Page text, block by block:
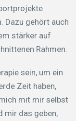
Dazu gehört auch
stärker auf
Rahmen.
sein, um ein
Zeit haben,
mit mir selbst
mir das geben,